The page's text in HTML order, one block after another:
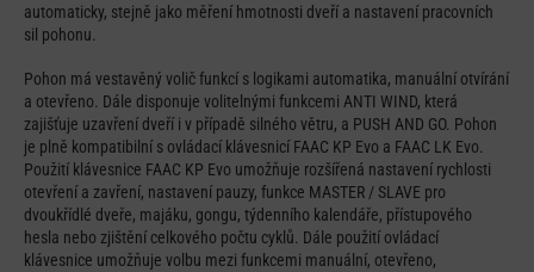
automaticky, stejně jako měření hmotnosti dveří a nastavení pracovních
sil pohonu.
Pohon má vestavěný volič funkcí s logikami automatika, manuální otvírání
a otevřeno. Dále disponuje volitelnými funkcemi ANTI WIND, která
zajišťuje uzavření dveří i v případě silného větru, a PUSH AND GO. Pohon
je plně kompatibilní s ovládací klávesnicí FAAC KP Evo a FAAC LK Evo.
Použití klávesnice FAAC KP Evo umožňuje rozšířená nastavení rychlosti
otevření a zavření, nastavení pauzy, funkce MASTER / SLAVE pro
dvoukřídlé dveře, majáku, gongu, týdenního kalendáře, přístupového
hesla nebo zjištění celkového počtu cyklů. Dále použití ovládací
klávesnice umožňuje volbu mezi funkcemi manuální, otevřeno,